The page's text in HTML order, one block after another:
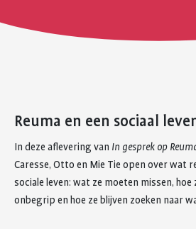
Reuma en een sociaal
In deze aflevering van In gesprek op
Caresse, Otto en Mie Tie open over wat
sociale leven: wat ze moeten missen, hoe
onbegrip en hoe ze blijven zoeken naar